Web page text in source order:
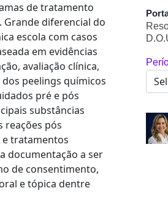
de tratamento
diferencial do
escola com casos
em evidências
avaliação clínica,
peelings químicos
pré e pós
substâncias
reações pós
e tratamentos
documentação a ser
de consentimento,
e tópica dentre